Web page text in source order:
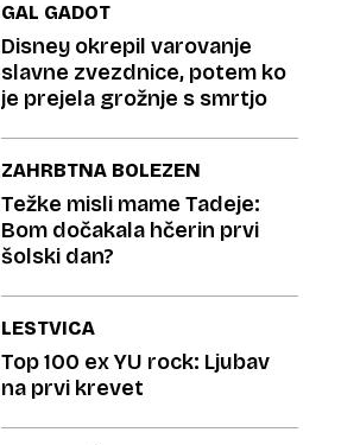
GAL GADOT
Disney okrepil varovanje
slavne zvezdnice, potem ko
je prejela grožnje s smrtjo
ZAHRBTNA BOLEZEN
Težke misli mame Tadeje:
Bom dočakala hčerin prvi
šolski dan?
LESTVICA
Top 100 ex YU rock: Ljubav
na prvi krevet